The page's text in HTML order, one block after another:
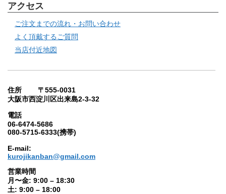
アクセス
ご注文までの流れ・お問い合わせ
よく頂戴するご質問
当店付近地図
住所 〒555-0031
大阪市西淀川区出来島2-3-32
電話
06-6474-5686
080-5715-6333(携帯)
E-mail:
kurojikanban@gmail.com
営業時間
月〜金: 9:00 – 18:30
土: 9:00 – 18:00